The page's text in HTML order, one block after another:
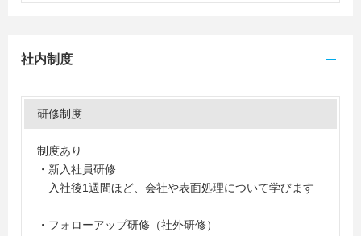
社内制度
研修制度
制度あり
・新入社員研修
入社後1週間ほど、会社や表面処理について学びます
・フォローアップ研修（社外研修）